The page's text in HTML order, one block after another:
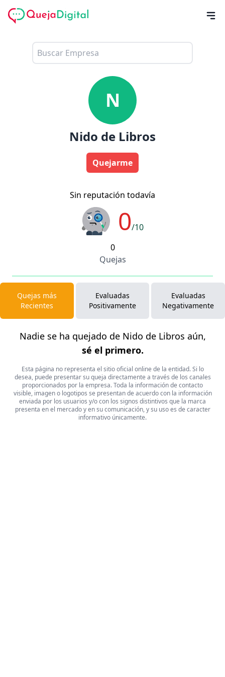
N
Nido de Libros
Quejarme
Sin reputación todavía
0/10
0
Quejas
Quejas más
Recientes
Evaluadas
Positivamente
Evaluadas
Negativamente
Nadie se ha quejado de Nido de Libros aún,
sé el primero.
Esta página no representa el sitio oficial online de la entidad. Si lo
desea, puede presentar su queja directamente a través de los canales
proporcionados por la empresa. Toda la información de contacto
visible, imagen o logotipos se presentan de acuerdo con la información
enviada por los usuarios y/o con los signos distintivos que la marca
presenta en el mercado y en su comunicación, y su uso es de caracter
informativo únicamente.